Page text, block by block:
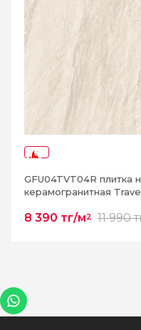
GFU04TVT04R плитка
керамогранитная
8 390 тг/м2 11 990